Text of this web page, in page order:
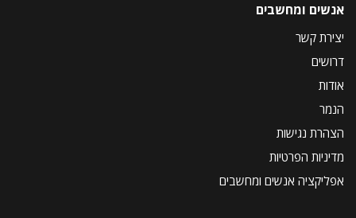
אנשים ומחשבים
יצירת קשר
דרושים
אודות
הנמר
הצהרת נגישות
מדיניות הפרטיות
אפליקציה אנשים ומחשבים